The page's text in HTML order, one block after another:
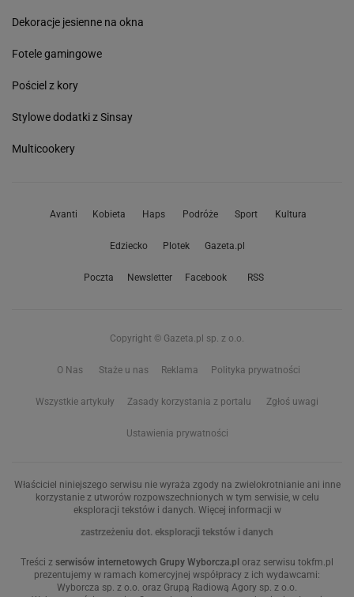
Dekoracje jesienne na okna
Fotele gamingowe
Pościel z kory
Stylowe dodatki z Sinsay
Multicookery
Avanti Kobieta Haps Podróże Sport Kultura
Edziecko Plotek Gazeta.pl
Poczta Newsletter Facebook RSS
Copyright © Gazeta.pl sp. z o.o.
O Nas Staże u nas Reklama Polityka prywatności
Wszystkie artykuły Zasady korzystania z portalu Zgłoś uwagi
Ustawienia prywatności
Właściciel niniejszego serwisu nie wyraża zgody na zwielokrotnianie ani inne
korzystanie z utworów rozpowszechnionych w tym serwisie, w celu
eksploracji tekstów i danych. Więcej informacji w
zastrzeżeniu dot. eksploracji tekstów i danych
Treści z serwisów internetowych Grupy Wyborcza.pl oraz serwisu tokfm.pl
prezentujemy w ramach komercyjnej współpracy z ich wydawcami:
Wyborcza sp. z o.o. oraz Grupą Radiową Agory sp. z o.o.